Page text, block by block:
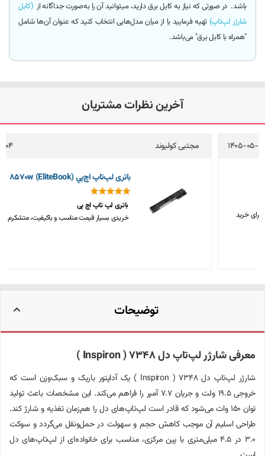
باشد. در صورتی که نیاز به کابل برق دارید، میتوانید آن را به‌صورت جداگانه از (کابل
شارژر لپ‌تاپ) تهیه فرمایید یا از میان مدل‌هایی انتخاب کنید که عنوان آن‌ها شامل
"همراه با کابل برق"می‌باشد.
آخرین نظرات مشتریان
مجتبی کولیوند
باتری لپ‌تاپ اچ‌پي 8570w (EliteBook)
باتری لپ تاپ اچ پی
خریدی بسیار قیمت مناسب و باکیفیت، متشکرم
توضیحات
معرفی شارژر لپ‌تاپ دل 7348 ( Inspiron )
شارژر لپ‌تاپ دل 7348 ( Inspiron ) یک آداپتور باریک و سبک‌وزن است که
خروجی ۱۹.۵ ولت و جریان 7.۷ آمپر را فراهم می‌کند. این مشخصات باعث تولید
توان ۱5۰ وات می‌شود که قادر است لپ‌تاپ‌های دل را هم‌زمان تغذیه و شارژ کند.
طراحی اسلیم آن موجب کاهش حجم و سهولت در حمل‌ونقل می‌گردد و سوکت
۳.۰ در ۴.۵ میلی‌متری با پین مرکزی، مناسب برای خانواده‌ای از لپ‌تاپ‌های دل